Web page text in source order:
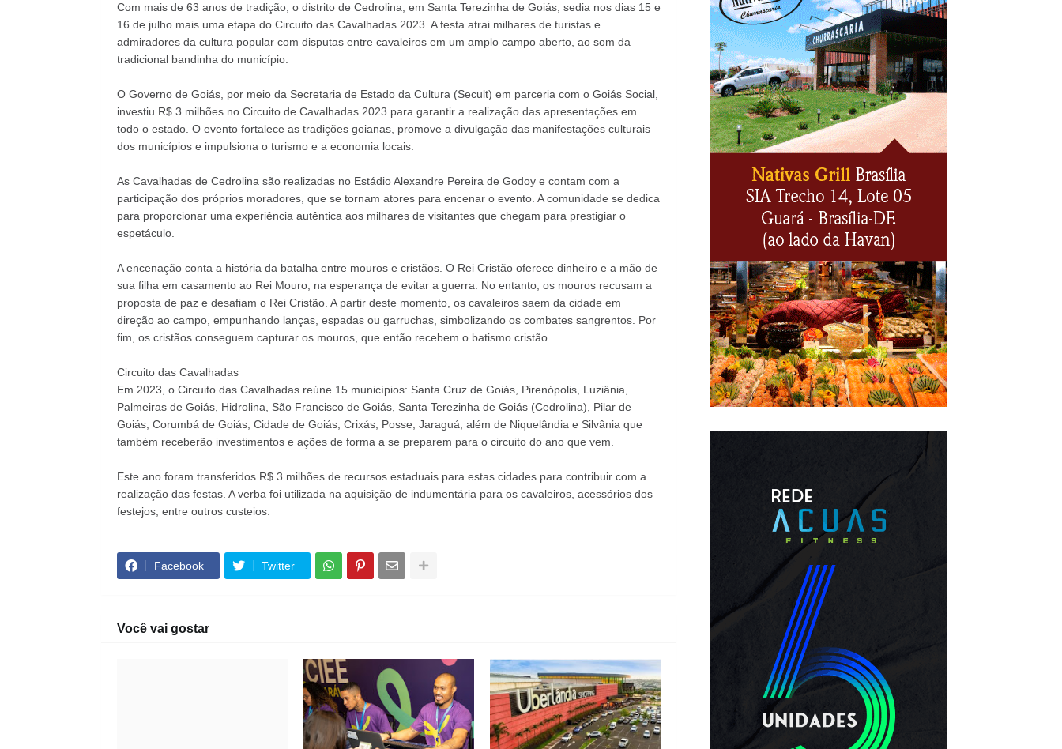
Com mais de 63 anos de tradição, o distrito de Cedrolina, em Santa Terezinha de Goiás, sedia nos dias 15 e
16 de julho mais uma etapa do Circuito das Cavalhadas 2023. A festa atrai milhares de turistas e
admiradores da cultura popular com disputas entre cavaleiros em um amplo campo aberto, ao som da
tradicional bandinha do município.
O Governo de Goiás, por meio da Secretaria de Estado da Cultura (Secult) em parceria com o Goiás Social,
investiu R$ 3 milhões no Circuito de Cavalhadas 2023 para garantir a realização das apresentações em
todo o estado. O evento fortalece as tradições goianas, promove a divulgação das manifestações culturais
dos municípios e impulsiona o turismo e a economia locais.
As Cavalhadas de Cedrolina são realizadas no Estádio Alexandre Pereira de Godoy e contam com a
participação dos próprios moradores, que se tornam atores para encenar o evento. A comunidade se dedica
para proporcionar uma experiência autêntica aos milhares de visitantes que chegam para prestigiar o
espetáculo.
A encenação conta a história da batalha entre mouros e cristãos. O Rei Cristão oferece dinheiro e a mão de
sua filha em casamento ao Rei Mouro, na esperança de evitar a guerra. No entanto, os mouros recusam a
proposta de paz e desafiam o Rei Cristão. A partir deste momento, os cavaleiros saem da cidade em
direção ao campo, empunhando lanças, espadas ou garruchas, simbolizando os combates sangrentos. Por
fim, os cristãos conseguem capturar os mouros, que então recebem o batismo cristão.
Circuito das Cavalhadas
Em 2023, o Circuito das Cavalhadas reúne 15 municípios: Santa Cruz de Goiás, Pirenópolis, Luziânia,
Palmeiras de Goiás, Hidrolina, São Francisco de Goiás, Santa Terezinha de Goiás (Cedrolina), Pilar de
Goiás, Corumbá de Goiás, Cidade de Goiás, Crixás, Posse, Jaraguá, além de Niquelândia e Silvânia que
também receberão investimentos e ações de forma a se preparem para o circuito do ano que vem.
Este ano foram transferidos R$ 3 milhões de recursos estaduais para estas cidades para contribuir com a
realização das festas. A verba foi utilizada na aquisição de indumentária para os cavaleiros, acessórios dos
festejos, entre outros custeios.
Facebook Twitter
Você vai gostar